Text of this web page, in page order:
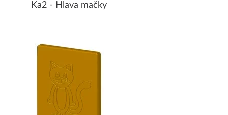
Ka2 - Hlava mačky